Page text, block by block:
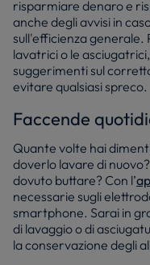
risparmiare denaro e
anche degli avvisi in
sull'efficienza generale.
lavatrici o le
suggerimenti sul
evitare qualsiasi spreco.
Faccende
Quante volte hai
doverlo lavare di
dovuto buttare? Con l’
necessarie sugli
smartphone. Sarai in
di lavaggio o di
la conservazione degli